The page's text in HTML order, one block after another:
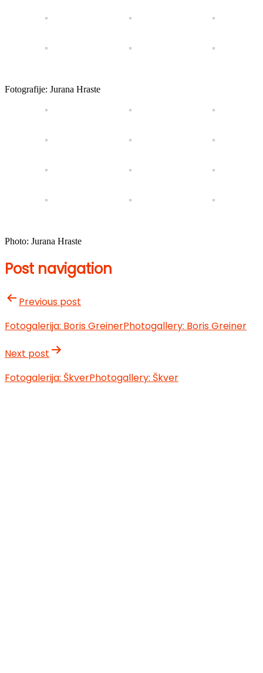
Fotografije: Jurana Hraste
Photo: Jurana Hraste
Post navigation
Previous post
Fotogalerija: Boris GreinerPhotogallery: Boris Greiner
Next post
Fotogalerija: ŠkverPhotogallery: Škver